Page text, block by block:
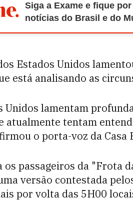
Siga a Exame e fique
notícias do Brasil e do
Estados Unidos
está analisando as
Unidos lamentam
atualmente tentam
o porta-voz da
os passageiros da "Frota
versão contestada
por volta das 5H00